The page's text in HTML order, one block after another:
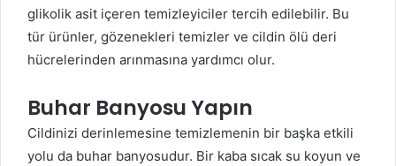
glikolik asit içeren temizleyiciler tercih edilebilir. Bu
tür ürünler, gözenekleri temizler ve cildin ölü deri
hücrelerinden arınmasına yardımcı olur.
Buhar Banyosu Yapın
Cildinizi derinlemesine temizlemenin bir başka etkili
yolu da buhar banyosudur. Bir kaba sıcak su koyun ve